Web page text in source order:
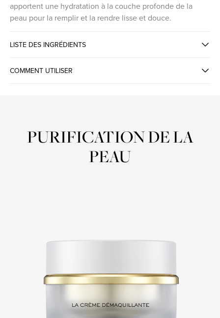
apportent une hydratation à la couche profonde de la
peau pour la remplir et la rendre lisse et douce.
LISTE DES INGRÉDIENTS
COMMENT UTILISER
PURIFICATION DE LA
PEAU